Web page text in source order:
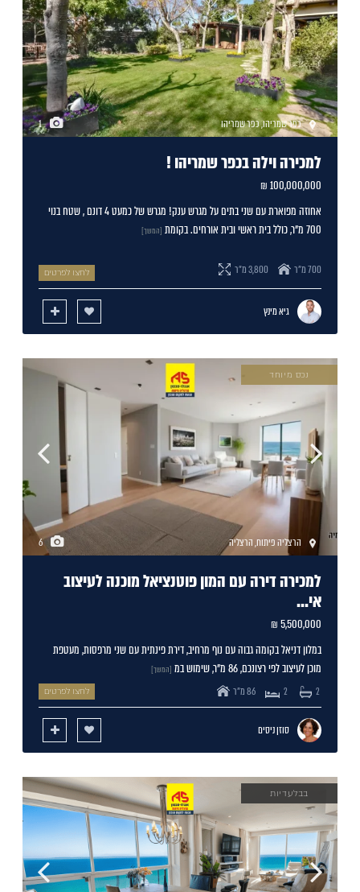
1 כפר שמריהו,כפר שמריהו
למכירה וילה בכפר שמריהו !
100,000,000 ₪
אחוזה מפוארת עם שני בתים על מגרש ענק! מגרש של כמעט 4 דונם , שטח בנוי
700 מ"ר, כולל בית ראשי ובית אורחים. בקומת
[המשך]
700 מ"ר 3,800 מ"ר לחצו לפרטים
גיא מינץ
6 הרצליה פיתוח,הרצליה
נכס מיוחד
למכירה דירה עם המון פוטנציאל מוכנה לעיצוב
אי...
5,500,000 ₪
במלון דניאל בקומה גבוה עם נוף מרחיב, דירת פינתית עם שני מרפסות, מעטפת
מוכן לעיצוב לפי רצונכם, 86 מ"ר, שימוש במ
[המשך]
2 2 86 מ"ר לחצו לפרטים
סוזן ניסים
בבלעדיות